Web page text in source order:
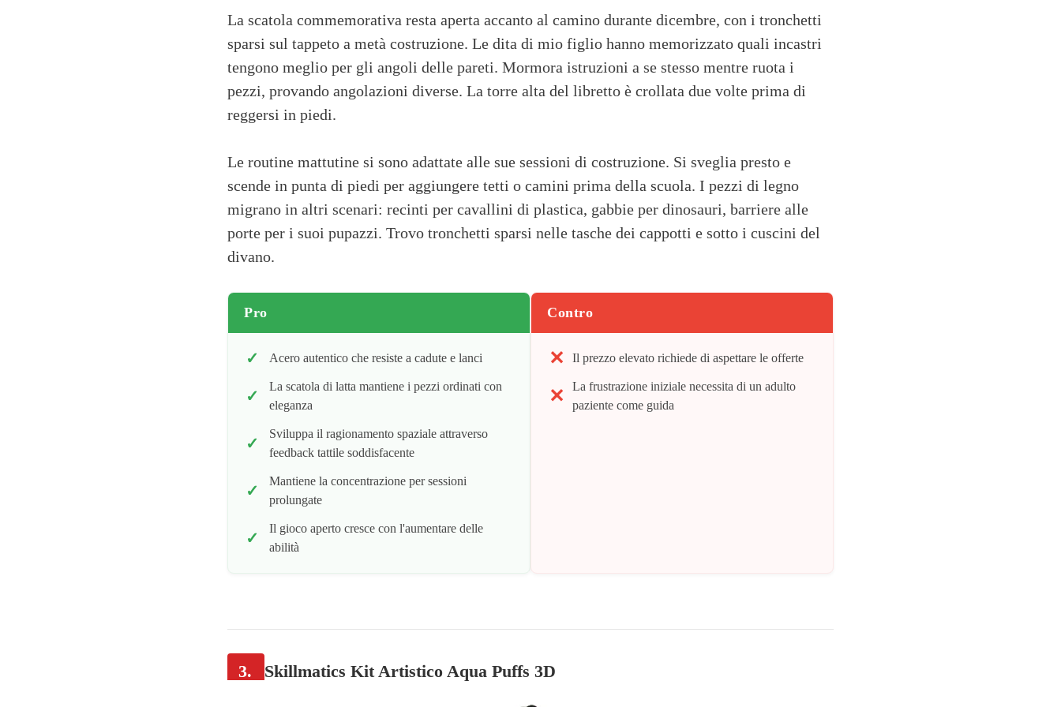
La scatola commemorativa resta aperta accanto al camino durante dicembre, con i tronchetti
sparsi sul tappeto a metà costruzione. Le dita di mio figlio hanno memorizzato quali incastri
tengono meglio per gli angoli delle pareti. Mormora istruzioni a se stesso mentre ruota i
pezzi, provando angolazioni diverse. La torre alta del libretto è crollata due volte prima di
reggersi in piedi.
Le routine mattutine si sono adattate alle sue sessioni di costruzione. Si sveglia presto e
scende in punta di piedi per aggiungere tetti o camini prima della scuola. I pezzi di legno
migrano in altri scenari: recinti per cavallini di plastica, gabbie per dinosauri, barriere alle
porte per i suoi pupazzi. Trovo tronchetti sparsi nelle tasche dei cappotti e sotto i cuscini del
divano.
Pro
Acero autentico che resiste a cadute e lanci
La scatola di latta mantiene i pezzi ordinati con
eleganza
Sviluppa il ragionamento spaziale attraverso
feedback tattile soddisfacente
Mantiene la concentrazione per sessioni
prolungate
Il gioco aperto cresce con l'aumentare delle
abilità
Contro
Il prezzo elevato richiede di aspettare le offerte
La frustrazione iniziale necessita di un adulto
paziente come guida
3. Skillmatics Kit Artistico Aqua Puffs 3D